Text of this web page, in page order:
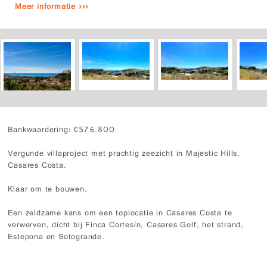
Meer informatie ›››
Bankwaardering: €576.800
Vergunde villaproject met prachtig zeezicht in Majestic Hills,
Casares Costa.
Klaar om te bouwen.
Een zeldzame kans om een toplocatie in Casares Costa te
verwerven, dicht bij Finca Cortesín, Casares Golf, het strand,
Estepona en Sotogrande.